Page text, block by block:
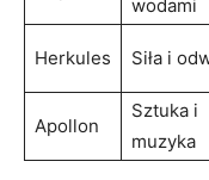
wodami
Herkules Siła i
Apollon
Sztuka i
muzyka